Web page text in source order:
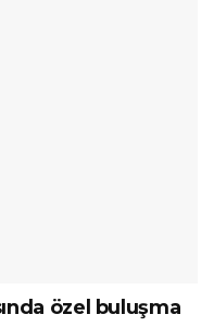
özel buluşma